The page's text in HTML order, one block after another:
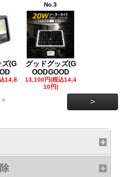
ズ(G
14,8
No.3
グッドグッズ(G
OODGOOD
13,100円(税込14,4
10円)
>